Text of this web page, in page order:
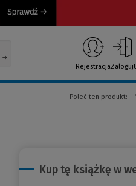
RejestracjaZaloguj
Poleć ten produkt:
Kup tę książkę w